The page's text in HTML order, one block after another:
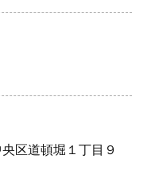
区道頓堀１丁目９